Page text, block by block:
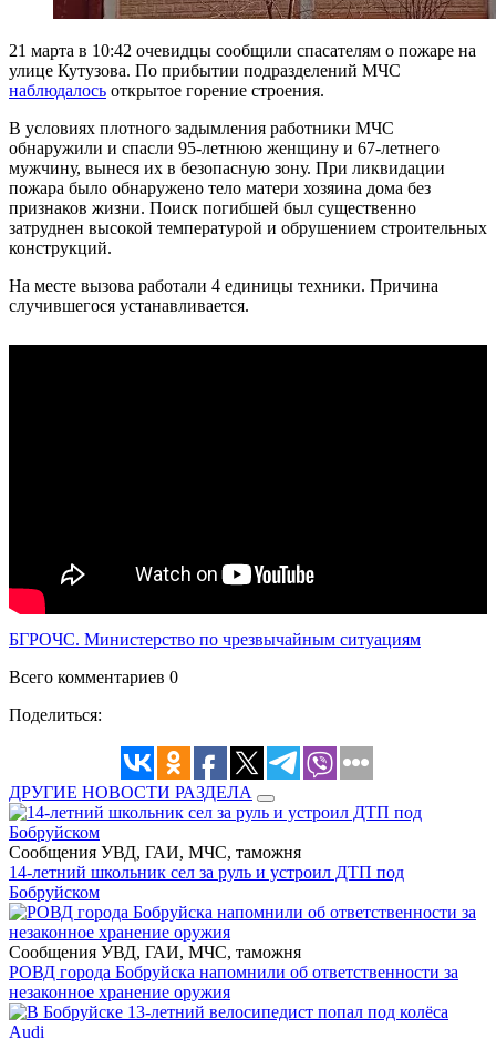
21 марта в 10:42 очевидцы сообщили спасателям о пожаре на
улице Кутузова. По прибытии подразделений МЧС
наблюдалось открытое горение строения.
В условиях плотного задымления работники МЧС
обнаружили и спасли 95-летнюю женщину и 67-летнего
мужчину, вынеся их в безопасную зону. При ликвидации
пожара было обнаружено тело матери хозяина дома без
признаков жизни. Поиск погибшей был существенно
затруднен высокой температурой и обрушением строительных
конструкций.
На месте вызова работали 4 единицы техники. Причина
случившегося устанавливается.
БГРОЧС. Министерство по чрезвычайным ситуациям
Всего комментариев 0
Поделиться:
ДРУГИЕ НОВОСТИ РАЗДЕЛА
Сообщения УВД, ГАИ, МЧС, таможня
14-летний школьник сел за руль и устроил ДТП под
Бобруйском
Сообщения УВД, ГАИ, МЧС, таможня
РОВД города Бобруйска напомнили об ответственности за
незаконное хранение оружия